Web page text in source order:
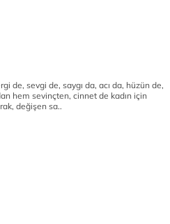
de, sevgi de, saygı da, acı da, hüzün de,
hem sevinçten, cinnet de kadın için
değişen sa..